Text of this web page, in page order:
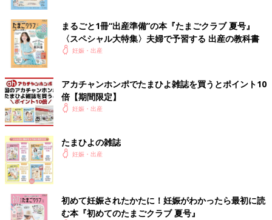
まるごと1冊“出産準備”の本『たまごクラブ 夏号』
〈スペシャル大特集〉夫婦で予習する 出産の教科書
妊娠・出産
アカチャンホンポでたまひよ雑誌を買うとポイント10
倍【期間限定】
妊娠・出産
たまひよの雑誌
妊娠・出産
初めて妊娠されたかたに！妊娠がわかったら最初に読
む本『初めてのたまごクラブ 夏号』